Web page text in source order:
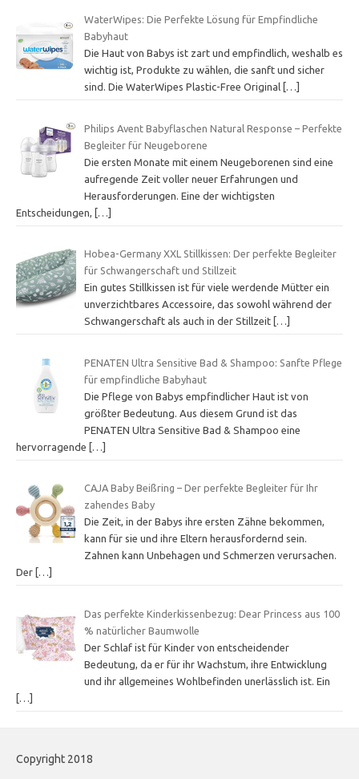
WaterWipes: Die Perfekte Lösung für Empfindliche
Babyhaut
Die Haut von Babys ist zart und empfindlich, weshalb es
wichtig ist, Produkte zu wählen, die sanft und sicher
sind. Die WaterWipes Plastic-Free Original […]
Philips Avent Babyflaschen Natural Response – Perfekte
Begleiter für Neugeborene
Die ersten Monate mit einem Neugeborenen sind eine
aufregende Zeit voller neuer Erfahrungen und
Herausforderungen. Eine der wichtigsten
Entscheidungen,
[…]
Hobea-Germany XXL Stillkissen: Der perfekte Begleiter
für Schwangerschaft und Stillzeit
Ein gutes Stillkissen ist für viele werdende Mütter ein
unverzichtbares Accessoire, das sowohl während der
Schwangerschaft als auch in der Stillzeit […]
PENATEN Ultra Sensitive Bad & Shampoo: Sanfte Pflege
für empfindliche Babyhaut
Die Pflege von Babys empfindlicher Haut ist von
größter Bedeutung. Aus diesem Grund ist das
PENATEN Ultra Sensitive Bad & Shampoo eine
hervorragende […]
CAJA Baby Beißring – Der perfekte Begleiter für Ihr
zahendes Baby
Die Zeit, in der Babys ihre ersten Zähne bekommen,
kann für sie und ihre Eltern herausfordernd sein.
Zahnen kann Unbehagen und Schmerzen verursachen.
Der […]
Das perfekte Kinderkissenbezug: Dear Princess aus 100
% natürlicher Baumwolle
Der Schlaf ist für Kinder von entscheidender
Bedeutung, da er für ihr Wachstum, ihre Entwicklung
und ihr allgemeines Wohlbefinden unerlässlich ist. Ein
[…]
Copyright 2018